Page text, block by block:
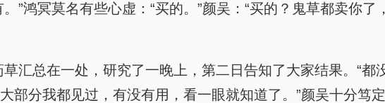
”鸿冥莫名有些心虚：“买的。”颜吴：“买的？鬼草都卖你了
汇总在一处，研究了一晚上，第二日告知了大家结果。“
部分我都见过，有没有用，看一眼就知道了。”颜吴十分笃